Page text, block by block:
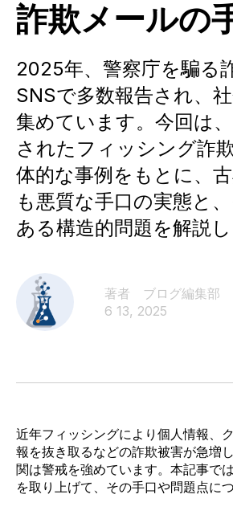
詐欺メールの
2025年、警察庁を騙る
SNSで多数報告され、
集めています。今回は
されたフィッシング詐
体的な事例をもとに、
も悪質な手口の実態と
ある構造的問題を解説し
著者 ブログ編集部​
6 13, 2025
近年フィッシングにより個人情報、
報を抜き取るなどの詐欺被害が急増し
関は警戒を強めています。 本記事で
を取り上げて、その手口や問題点に